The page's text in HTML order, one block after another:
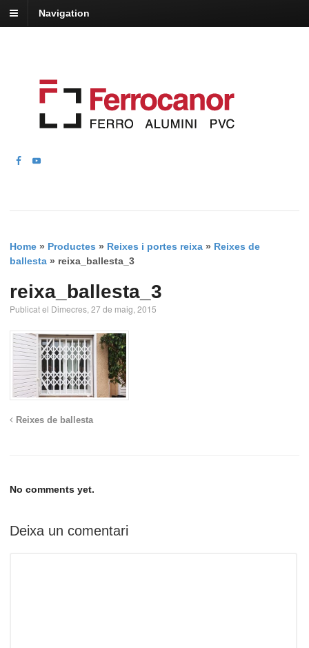
Navigation
Home » Productes » Reixes i portes reixa » Reixes de
ballesta » reixa_ballesta_3
reixa_ballesta_3
Publicat el Dimecres, 27 de maig, 2015
Reixes de ballesta
No comments yet.
Deixa un comentari